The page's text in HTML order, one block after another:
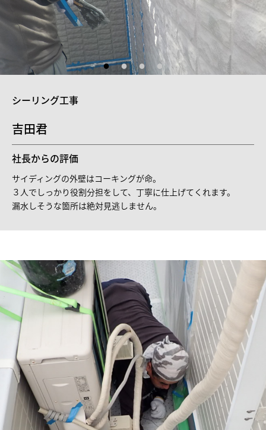
シーリング工事
吉田君
社長からの評価
サイディングの外壁はコーキングが命。
３人でしっかり役割分担をして、丁寧に仕上げてくれます。
漏水しそうな箇所は絶対見逃しません。